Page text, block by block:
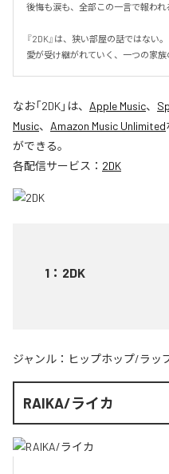
後悔も涙も、全部この一言で報われ
『2DK』は、狭い部屋の話ではない。
愛が受け継がれていく、一つの家族
なお「2DK」は、 Apple Music、
Music、 Amazon Music Unlimited
ができる。
各配信サービス： 2DK
1 ： 2DK
ジャンル： ヒップホップ/ラッ
RAIKA/ライカ